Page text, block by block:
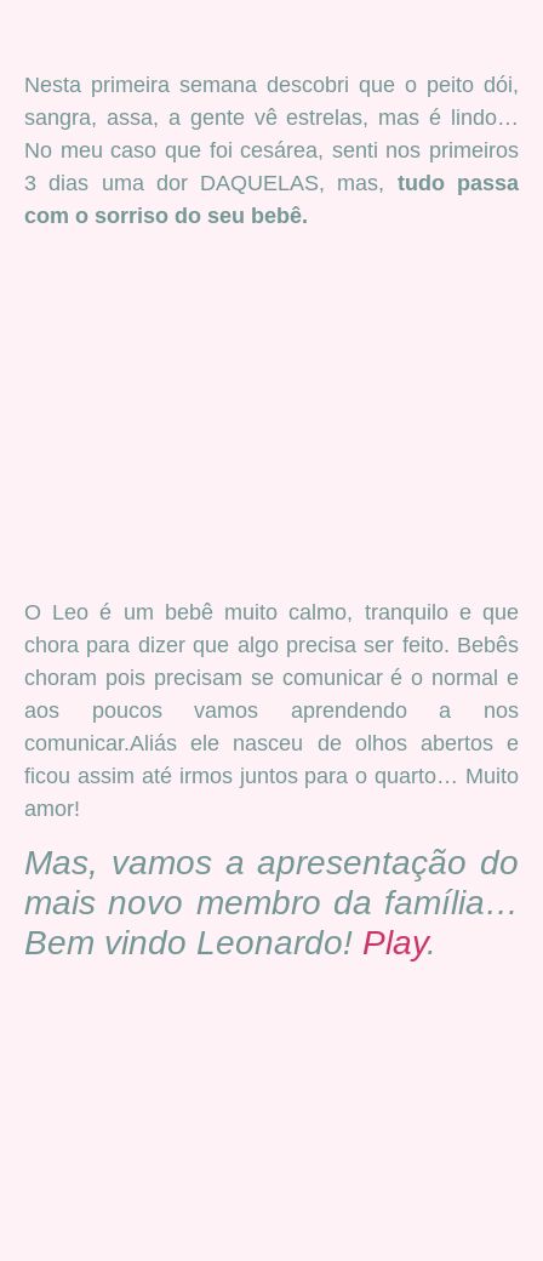
Nesta primeira semana descobri que o peito dói,
sangra, assa, a gente vê estrelas, mas é lindo…
No meu caso que foi cesárea, senti nos primeiros
3 dias uma dor DAQUELAS, mas, tudo passa
com o sorriso do seu bebê.
O Leo é um bebê muito calmo, tranquilo e que
chora para dizer que algo precisa ser feito. Bebês
choram pois precisam se comunicar é o normal e
aos poucos vamos aprendendo a nos
comunicar.Aliás ele nasceu de olhos abertos e
ficou assim até irmos juntos para o quarto… Muito
amor!
Mas, vamos a apresentação do
mais novo membro da família…
Bem vindo Leonardo! Play.